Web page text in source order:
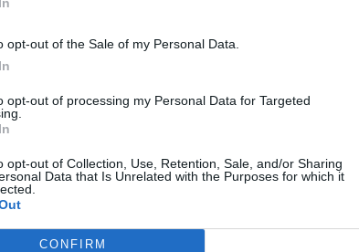
opt-out of the Sale of my Personal Data.
opt-out of processing my Personal Data for Targeted
opt-out of Collection, Use, Retention, Sale, and/or Sharing
Data that Is Unrelated with the Purposes for which it
CONFIRM
να απάντησε ότι «δεν θυμάται».
εργαζόμενος, γεγονός που έχει
καθώς οι οι Αρχές προσπαθούν να
σοβαρό λάθος κατά τη διαδικασία
ΔΙΑΦΗΜΙΣΗ